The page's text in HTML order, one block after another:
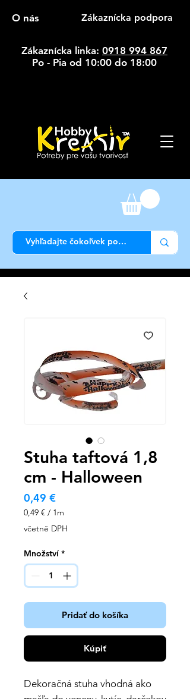
O nás Zákaznícka podpora
Zákaznícka linka: 0918 994 867
Po - Pia od 10:00 do 18:00
Stuha taftová 1,8
cm - Halloween
0,49 €Cena
0,49 € / 1m
0,49 €
za
metr
včetně DPH
Množství *
Pridať do košíka
Kúpiť
Dekoračná stuha vhodná ako